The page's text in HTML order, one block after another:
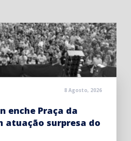
8 Agosto, 2026
enche Praça da
atuação surpresa do